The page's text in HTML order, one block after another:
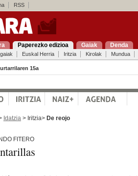
RSS
Paperezko edizioa Gaiak Denda
Euskal Herria Iritzia Kirolak Mundua
15a
Idatzia > Iritzia> De reojo
FITERO